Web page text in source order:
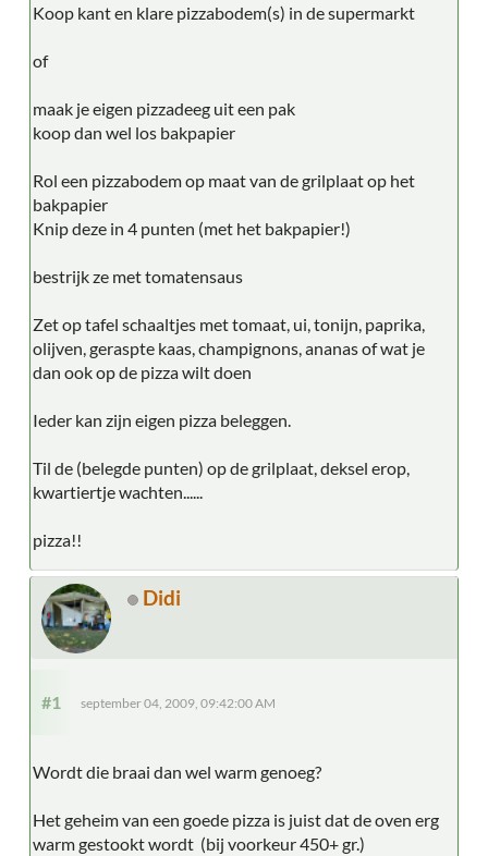
Koop kant en klare pizzabodem(s) in de supermarkt
of
maak je eigen pizzadeeg uit een pak
koop dan wel los bakpapier
Rol een pizzabodem op maat van de grilplaat op het
bakpapier
Knip deze in 4 punten (met het bakpapier!)
bestrijk ze met tomatensaus
Zet op tafel schaaltjes met tomaat, ui, tonijn, paprika,
olijven, geraspte kaas, champignons, ananas of wat je
dan ook op de pizza wilt doen
Ieder kan zijn eigen pizza beleggen.
Til de (belegde punten) op de grilplaat, deksel erop,
kwartiertje wachten......
pizza!!
Didi
#1 september 04, 2009, 09:42:00 AM
Wordt die braai dan wel warm genoeg?
Het geheim van een goede pizza is juist dat de oven erg
warm gestookt wordt (bij voorkeur 450+ gr.)